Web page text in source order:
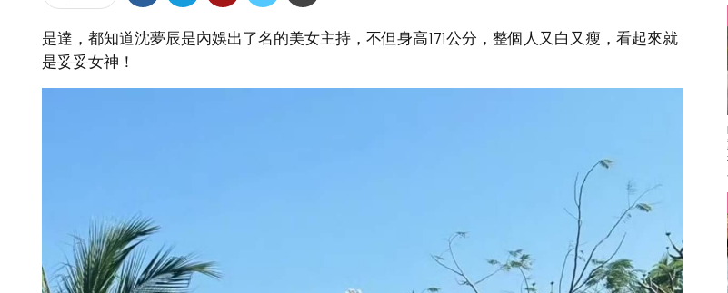
是達，都知道沈夢辰是內娛出了名的美女主持，不但身高171公分，整個人又白又瘦，看起來就
是妥妥女神！